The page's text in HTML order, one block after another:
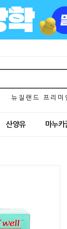
뉴 질 랜 드 프 리 미
산양유 마누카